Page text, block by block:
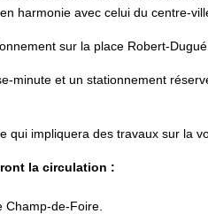
harmonie avec celui du centre-
sur la place Robert-Dugué.
et un stationnement
impliquera des travaux sur la
la circulation :
de-Foire.